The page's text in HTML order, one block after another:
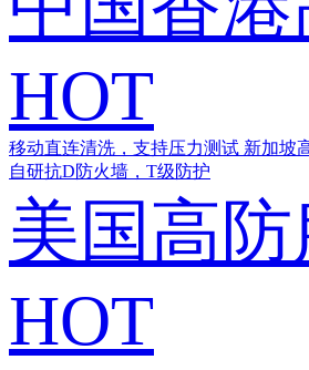
HOT
移动直连清洗，支持压力测试 新加坡
自研抗D防火墙，T级防护
美国高
HOT